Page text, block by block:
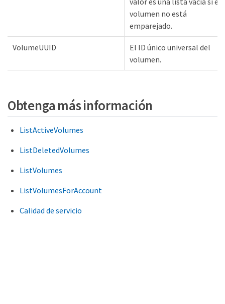
volumen no está
emparejado.
VolumeUUID
El ID único universal del
volumen.
Obtenga más información
ListActiveVolumes
ListDeletedVolumes
ListVolumes
ListVolumesForAccount
Calidad de servicio